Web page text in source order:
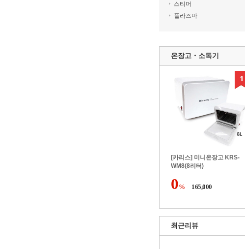
스티머
플라즈마
온장고・소독기
[카리스] 미니온장고 KRS-
WM8(8리터)
0% 165,000
최근리뷰